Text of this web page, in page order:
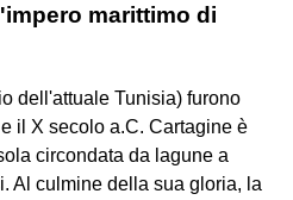
marittimo di
dell'attuale Tunisia) furono
il X secolo a.C. Cartagine è
circondata da lagune a
Al culmine della sua gloria, la